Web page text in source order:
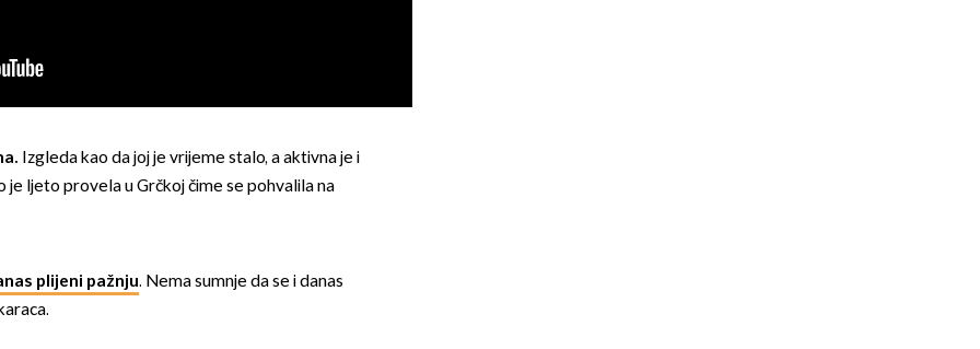
Izgleda kao da joj je vrijeme stalo, a aktivna je i
je ljeto provela u Grčkoj čime se pohvalila na
plijeni pažnju. Nema sumnje da se i danas